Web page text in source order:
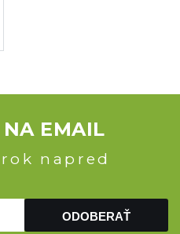
EMAIL
napred
ODOBERAŤ